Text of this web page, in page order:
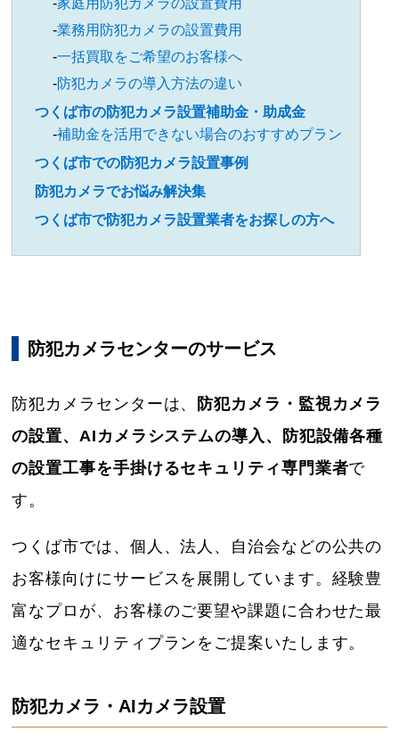
家庭用防犯カメラの設置費用
業務用防犯カメラの設置費用
一括買取をご希望のお客様へ
防犯カメラの導入方法の違い
つくば市の防犯カメラ設置補助金・助成金
補助金を活用できない場合のおすすめプラン
つくば市での防犯カメラ設置事例
防犯カメラでお悩み解決集
つくば市で防犯カメラ設置業者をお探しの方へ
防犯カメラセンターのサービス
防犯カメラセンターは、
防犯カメラ・監視カメラ
の設置、AIカメラシステムの導入、防犯設備各種
の設置工事を手掛けるセキュリティ専門業者で
す。
つくば市では、個人、法人、自治会などの公共の
お客様向けにサービスを展開しています。経験豊
富なプロが、お客様のご要望や課題に合わせた最
適なセキュリティプランをご提案いたします。
防犯カメラ・AIカメラ設置